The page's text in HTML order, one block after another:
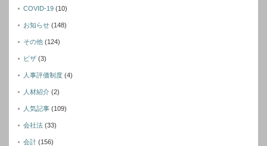
COVID-19 (10)
お知らせ (148)
その他 (124)
ビザ (3)
人事評価制度 (4)
人材紹介 (2)
人気記事 (109)
会社法 (33)
会計 (156)